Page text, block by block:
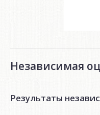
Независимая
Результаты